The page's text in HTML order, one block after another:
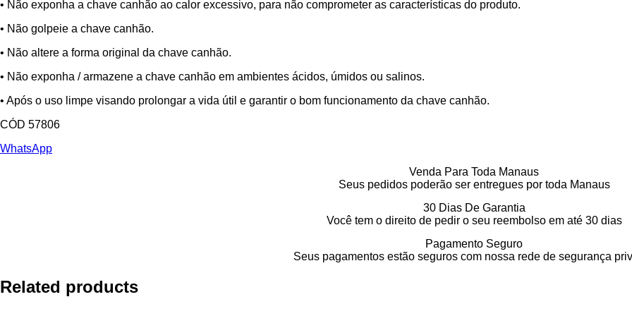
• Não exponha a chave canhão ao calor excessivo, para não comprometer as características do produto.
• Não golpeie a chave canhão.
• Não altere a forma original da chave canhão.
• Não exponha / armazene a chave canhão em ambientes ácidos, úmidos ou salinos.
• Após o uso limpe visando prolongar a vida útil e garantir o bom funcionamento da chave canhão.
CÓD 57806
WhatsApp
Venda Para Toda Manaus
Seus pedidos poderão ser entregues por toda Manaus
30 Dias De Garantia
Você tem o direito de pedir o seu reembolso em até 30 dias
Pagamento Seguro
Seus pagamentos estão seguros com nossa rede de segurança
Related products